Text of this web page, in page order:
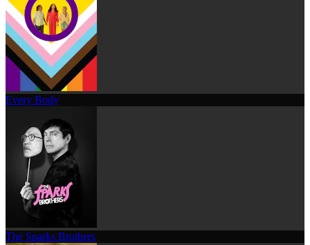
Every Body
The Sparks Brothers